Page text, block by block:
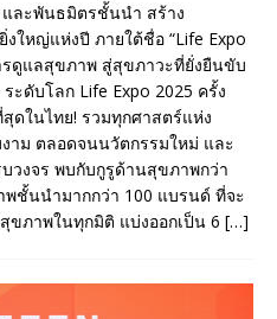
และพันธมิตรชั้นนำ สร้าง
ใหญ่แห่งปี ภายใต้ชื่อ “Life Expo
รดูแลสุขภาพ สู่สุขภาวะที่ยั่งยืนขับ
ะดับโลก Life Expo 2025 ครั้ง
ดในไทย! รวมทุกศาสตร์แห่ง
าม ตลอดจนนวัตกรรมใหม่ และ
วงจร พบกับกูรูด้านสุขภาพกว่า
ชั้นนำมากกว่า 100 แบรนด์ ที่จะ
ขภาพในทุกมิติ แบ่งออกเป็น 6 […]